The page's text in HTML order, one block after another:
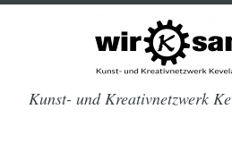
Kunst- und Kreativnetzwerk